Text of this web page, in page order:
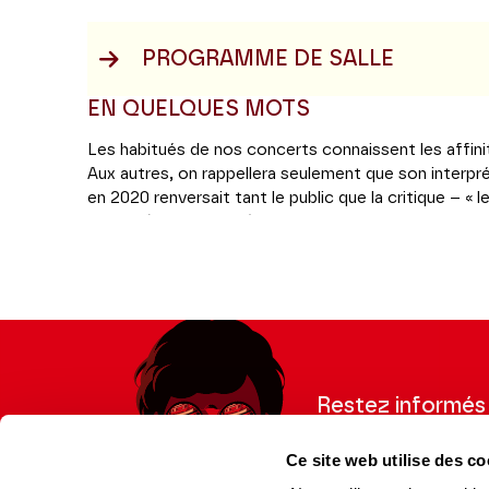
Ce site web utilise des
PROGRAMME DE SALLE
EN QUELQUES MOTS
Les habitués de nos concerts connaissent les
Aux autres, on rappellera seulement que son
en 2020 renversait tant le public que la critique – «
gouverné, selon Liszt, par « une élégiaque
effarés, de mélancoliques sourires, de soubresauts
tressaillements. » Rien que ça.
Coréalisation Jeanine Roze Production | Théâtre
Restez informés
recevoir les